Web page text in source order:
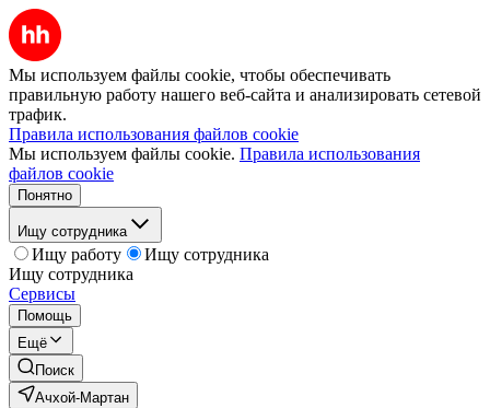
Мы используем файлы cookie, чтобы обеспечивать
правильную работу нашего веб-сайта и анализировать сетевой
трафик.
Правила использования файлов cookie
Мы используем файлы cookie. Правила использования
файлов cookie
Понятно
Ищу сотрудника
Ищу работу
Ищу сотрудника
Ищу сотрудника
Сервисы
Помощь
Ещё
Поиск
Ачхой-Мартан